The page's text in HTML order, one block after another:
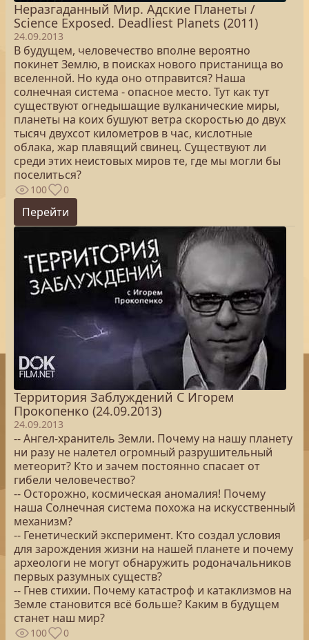
Неразгаданный Мир. Адские Планеты /
Science Exposed. Deadliest Planets (2011)
24.09.2013
В будущем, человечество вполне вероятно
покинет Землю, в поисках нового пристанища во
вселенной. Но куда оно отправится? Наша
солнечная система - опасное место. Тут как тут
существуют огнедышащие вулканические миры,
планеты на коих бушуют ветра скоростью до двух
тысяч двухсот километров в час, кислотные
облака, жар плавящий свинец. Существуют ли
среди этих неистовых миров те, где мы могли бы
поселиться?
100 0
Перейти
Территория Заблуждений С Игорем
Прокопенко (24.09.2013)
24.09.2013
-- Ангел-хранитель Земли. Почему на нашу планету
ни разу не налетел огромный разрушительный
метеорит? Кто и зачем постоянно спасает от
гибели человечество?
-- Осторожно, космическая аномалия! Почему
наша Солнечная система похожа на искусственный
механизм?
-- Генетический эксперимент. Кто создал условия
для зарождения жизни на нашей планете и почему
археологи не могут обнаружить родоначальников
первых разумных существ?
-- Гнев стихии. Почему катастроф и катаклизмов на
Земле становится всё больше? Каким в будущем
станет наш мир?
100 0